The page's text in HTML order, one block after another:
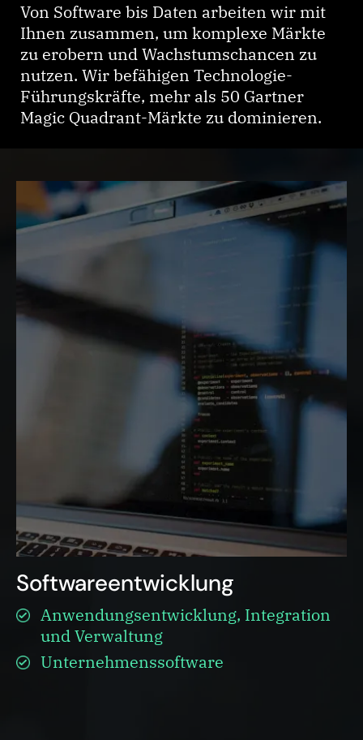
Von Software bis Daten arbeiten wir mit
Ihnen zusammen, um komplexe Märkte
zu erobern und Wachstumschancen zu
nutzen. Wir befähigen Technologie-
Führungskräfte, mehr als 50 Gartner
Magic Quadrant-Märkte zu dominieren.
Softwareentwicklung
Anwendungsentwicklung, Integration
und Verwaltung
Unternehmenssoftware